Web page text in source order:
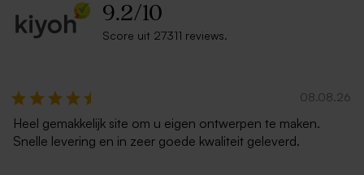
9.2/10
Score uit 27311 reviews.
08.08.26
Heel gemakkelijk site om u eigen ontwerpen te maken.
Snelle levering en in zeer goede kwaliteit geleverd.